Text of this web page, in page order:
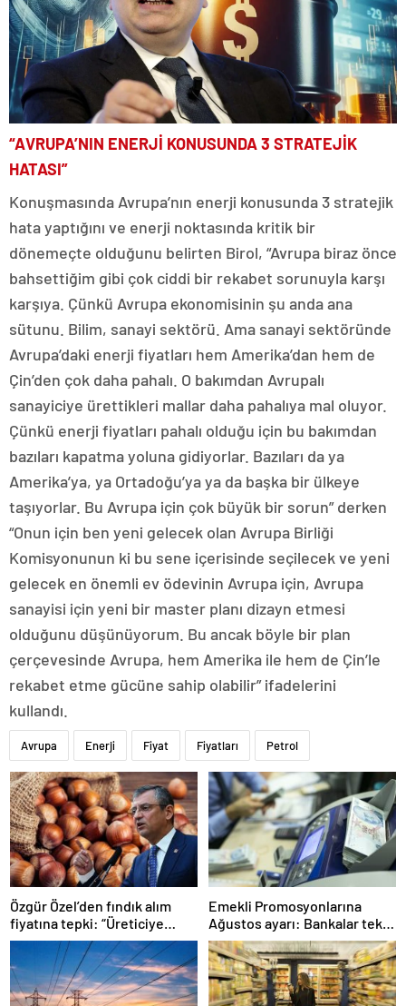
“AVRUPA’NIN ENERJİ KONUSUNDA 3 STRATEJİK
HATASI”
Konuşmasında Avrupa’nın enerji konusunda 3 stratejik
hata yaptığını ve enerji noktasında kritik bir
dönemeçte olduğunu belirten Birol, “Avrupa biraz önce
bahsettiğim gibi çok ciddi bir rekabet sorunuyla karşı
karşıya. Çünkü Avrupa ekonomisinin şu anda ana
sütunu. Bilim, sanayi sektörü. Ama sanayi sektöründe
Avrupa’daki enerji fiyatları hem Amerika’dan hem de
Çin’den çok daha pahalı. O bakımdan Avrupalı
sanayiciye ürettikleri mallar daha pahalıya mal oluyor.
Çünkü enerji fiyatları pahalı olduğu için bu bakımdan
bazıları kapatma yoluna gidiyorlar. Bazıları da ya
Amerika’ya, ya Ortadoğu’ya ya da başka bir ülkeye
taşıyorlar. Bu Avrupa için çok büyük bir sorun” derken
“Onun için ben yeni gelecek olan Avrupa Birliği
Komisyonunun ki bu sene içerisinde seçilecek ve yeni
gelecek en önemli ev ödevinin Avrupa için, Avrupa
sanayisi için yeni bir master planı dizayn etmesi
olduğunu düşünüyorum. Bu ancak böyle bir plan
çerçevesinde Avrupa, hem Amerika ile hem de Çin’le
rekabet etme gücüne sahip olabilir” ifadelerini
kullandı.
Avrupa Enerji Fiyat Fiyatları Petrol
Özgür Özel’den fındık alım
fiyatına tepki: “Üreticiye
ihanettir”
Emekli Promosyonlarına
Ağustos ayarı: Bankalar tek
tek açıkladı